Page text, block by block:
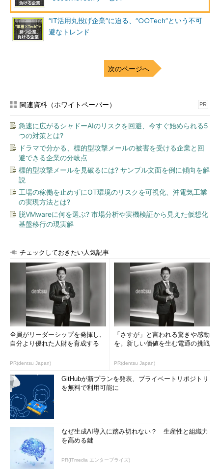
に手間と時間がかかる。
そこで「Pecily」では、Raspberry Pi 2やSORACOMのSIM、
安価なGPSモジュールなどを組み合わせた「秘密のボックス」
上に蓄積し、APIを通じて外部から容易に利用できる仕組みを作
ることを目指している。リアルタイムの交通機関の情報に対し、
ることが容易になるわけだ。
を行っており、GPSデータを取得するためのボックスも試作して
いる。
試作時点で1つのボックスを作るのに掛かった費用は1万6000円
ほどで「営業区域内を走行している全車両に搭載するボックスを
作る場合でも400万円強で済む」という。函館バスが2007年に導
入したバスロケーションシステムには当時で約2億4000万円のコ
ストが掛かったそうで、「導入と運用維持のためのコストは格段
“IT活用丸投げ企業”に迫る、“○○Tech”という不可
避なトレンド
次のページへ
関連資料（ホワイトペーパー） PR
急速に広がるシャドーAIのリスクを回避、今すぐ始められる5
つの対策とは?
ドラマで分かる、標的型攻撃メールの被害を受ける企業と回
避できる企業の分岐点
標的型攻撃メールを見破るには? サンプル文面を例に傾向を解
説
工場の稼働を止めずにOT環境のリスクを可視化、沖電気工業
の実現方法とは?
脱VMwareに何を選ぶ? 市場分析や実機検証から見えた仮想化
基盤移行の現実解
チェックしておきたい人気記事
全員がリーダーシップを発揮し、
自分より優れた人財を育成する
PR(dentsu Japan)
「さすが」と言われる驚きや感動
を。新しい価値を生む電通の挑戦
PR(dentsu Japan)
GitHubが新プランを発表、プライベートリポジトリ
を無料で利用可能に
なぜ生成AI導入に踏み切れない？ 生産性と組織力
を高める鍵
PR(ITmedia エンタープライズ)